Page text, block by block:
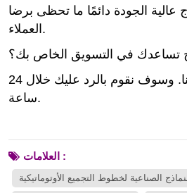
عالية الجودة دائمًا ما تحظى برضا
العملاء.
تساعدك في التسويق الخاص بك؟
دعنا نساعدك، اتصل بنا. وسوف نقوم بالرد عليك خلال 24
ساعة.
العلامات :
النماذج الصناعية لخطوط التجميع الأوتوماتيكية